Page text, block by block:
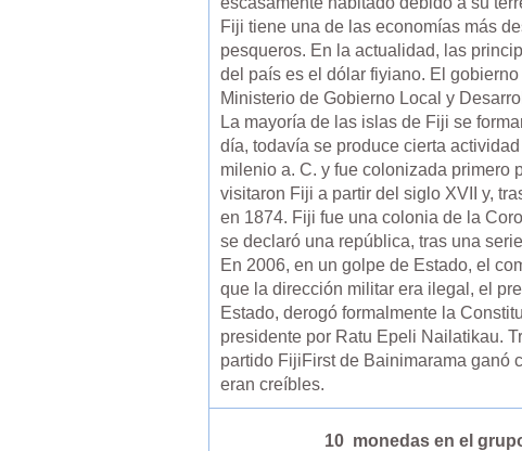
Fiji tiene una de las economías más
pesqueros. En la actualidad, las
del país es el dólar fiyiano. El
Ministerio de Gobierno Local y
La mayoría de las islas de Fiji se
día, todavía se produce cierta
milenio a. C. y fue colonizada primero
visitaron Fiji a partir del siglo XVII y,
en 1874. Fiji fue una colonia de la
se declaró una república, tras una
En 2006, en un golpe de Estado, el
que la dirección militar era ilegal, el
Estado, derogó formalmente la
presidente por Ratu Epeli Nailatikau.
partido FijiFirst de Bainimarama ganó
eran creíbles.
10 monedas en el